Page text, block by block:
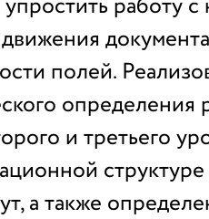
полей.
определения
и третьего
а также